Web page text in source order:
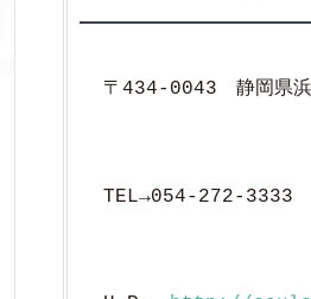
〒434-0043　静岡県
TEL→054-272-3333